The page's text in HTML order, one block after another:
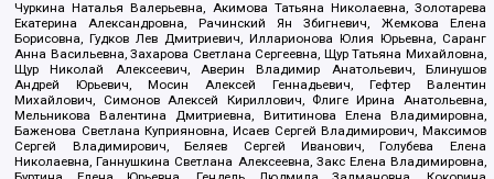
Чуркина Наталья Валерьевна, Акимова Татьяна Николаевна, Золотарева
Екатерина Александровна, Рачинский Ян Збигневич, Жемкова Елена
Борисовна, Гудков Лев Дмитриевич, Илларионова Юлия Юрьевна, Саранг
Анна Васильевна, Захарова Светлана Сергеевна, Щур Татьяна Михайловна,
Щур Николай Алексеевич, Аверин Владимир Анатольевич, Блинушов
Андрей Юрьевич, Мосин Алексей Геннадьевич, Гефтер Валентин
Михайлович, Симонов Алексей Кириллович, Флиге Ирина Анатольевна,
Мельникова Валентина Дмитриевна, Вититинова Елена Владимировна,
Баженова Светлана Куприяновна, Исаев Сергей Владимирович, Максимов
Сергей Владимирович, Беляев Сергей Иванович, Голубева Елена
Николаевна, Ганнушкина Светлана Алексеевна, Закс Елена Владимировна,